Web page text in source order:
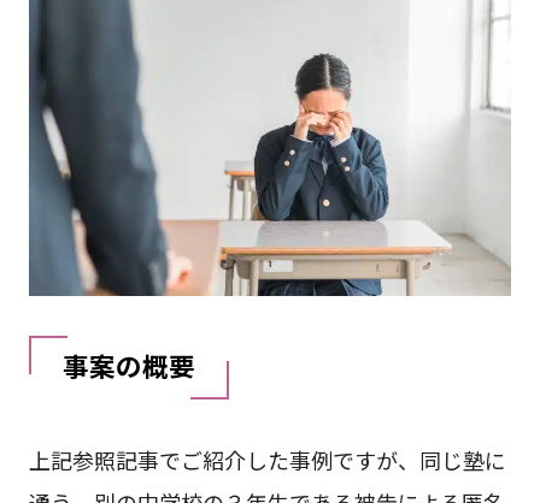
事案の概要
上記参照記事でご紹介した事例ですが、同じ塾に